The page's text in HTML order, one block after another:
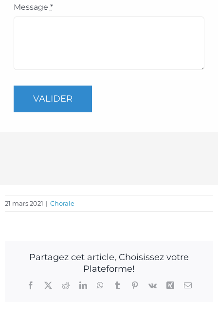
Message *
VALIDER
21 mars 2021 | Chorale
Partagez cet article, Choisissez votre
Plateforme!
Facebook
X RedditLinkedInWhatsApp
TumblrPinterest
Vk Xing Email